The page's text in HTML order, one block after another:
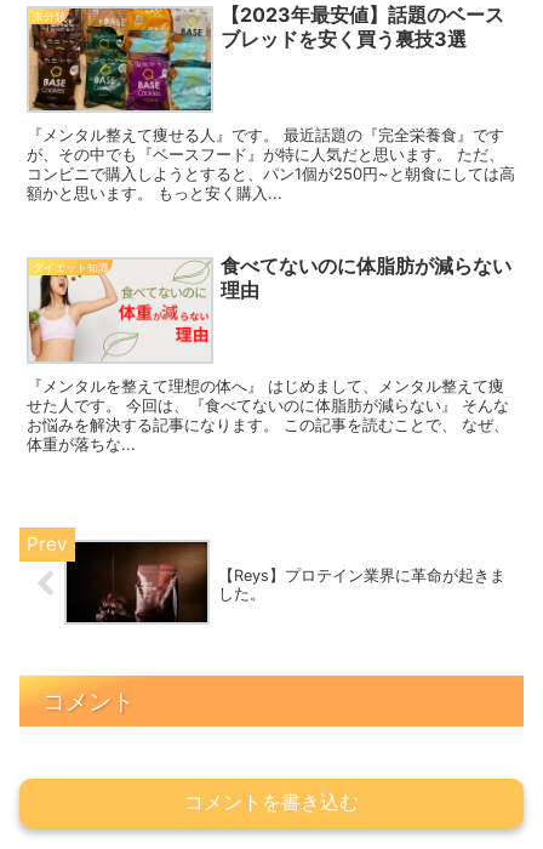
未分類
【2023年最安値】話題のベース
ブレッドを安く買う裏技3選
『メンタル整えて痩せる人』です。 最近話題の『完全栄養食』です
が、その中でも『ベースフード』が特に人気だと思います。 ただ、
コンビニで購入しようとすると、パン1個が250円~と朝食にしては高
額かと思います。 もっと安く購入...
ダイエット知識
食べてないのに体脂肪が減らない
理由
『メンタルを整えて理想の体へ』 はじめまして、メンタル整えて痩
せた人です。 今回は、『食べてないのに体脂肪が減らない』 そんな
お悩みを解決する記事になります。 この記事を読むことで、 なぜ、
体重が落ちな...
【Reys】プロテイン業界に革命が起きま
した。
コメント
コメントを書き込む